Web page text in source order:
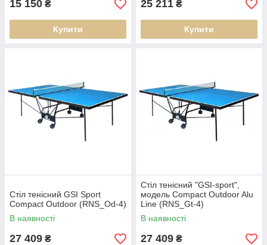
15 150 ₴
Купити
25 211 ₴
Купити
Стіл тенісний GSI Sport
Compact Outdoor (RNS_Od-4)
В наявності
27 409 ₴
Стіл тенісний "GSI-sport",
модель Compact Outdoor Alu
Line (RNS_Gt-4)
В наявності
27 409 ₴